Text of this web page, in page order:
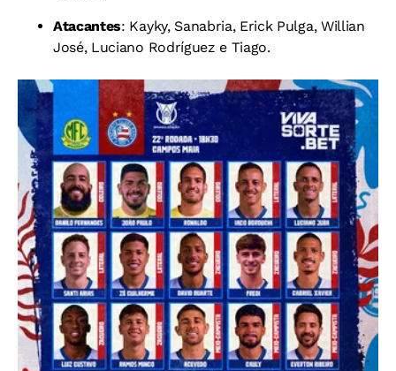
Atacantes: Kayky, Sanabria, Erick Pulga, Willian
José, Luciano Rodríguez e Tiago.